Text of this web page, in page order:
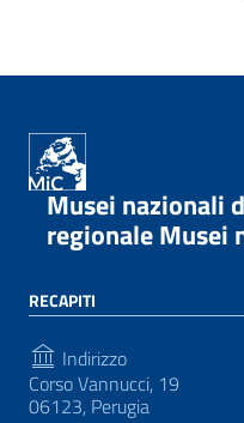
Musei nazionali
regionale Musei
RECAPITI
Indirizzo
Corso Vannucci, 19
06123, Perugia